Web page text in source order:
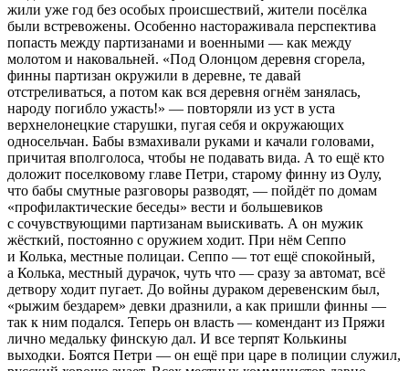
жили уже год без особых происшествий, жители посёлка
были встревожены. Особенно настораживала перспектива
попасть между партизанами и военными — как между
молотом и наковальней. «Под Олонцом деревня сгорела,
финны партизан окружили в деревне, те давай
отстреливаться, а потом как вся деревня огнём занялась,
народу погибло ужасть!» — повторяли из уст в уста
верхнелонецкие старушки, пугая себя и окружающих
односельчан. Бабы взмахивали руками и качали головами,
причитая вполголоса, чтобы не подавать вида. А то ещё кто
доложит поселковому главе Петри, старому финну из Оулу,
что бабы смутные разговоры разводят, — пойдёт по домам
«профилактические беседы» вести и большевиков
с сочувствующими партизанам выискивать. А он мужик
жёсткий, постоянно с оружием ходит. При нём Сеппо
и Колька, местные полицаи. Сеппо — тот ещё спокойный,
а Колька, местный дурачок, чуть что — сразу за автомат, всё
детвору ходит пугает. До войны дураком деревенским был,
«рыжим бездарем» девки дразнили, а как пришли финны —
так к ним подался. Теперь он власть — комендант из Пряжи
лично медальку финскую дал. И все терпят Колькины
выходки. Боятся Петри — он ещё при царе в полиции служил,